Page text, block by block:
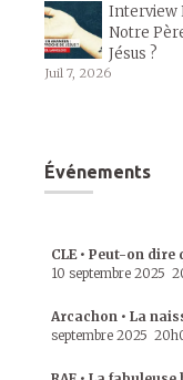
Interview
Notre
Jésus ?
Juil 7, 2026
Événements
CLE • Peut-on dire
10 septembre 2025
Arcachon • La
septembre 2025